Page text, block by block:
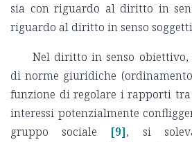
sia con riguardo al diritto in
riguardo al diritto in senso
Nel diritto in senso obiettivo,
di norme giuridiche
funzione di regolare i rapporti
interessi potenzialmente
gruppo sociale
[9], si